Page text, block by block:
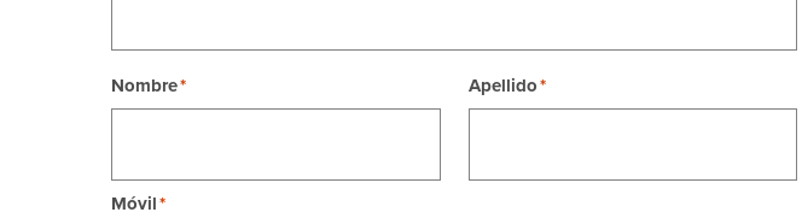
Nombre Apellido
Móvil